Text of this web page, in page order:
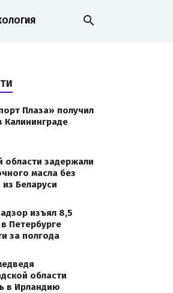
search
Плаза» получил
Калининграде
области задержали
масла без
Беларуси
изъял 8,5
Петербурге
за полгода
области
в Ирландию